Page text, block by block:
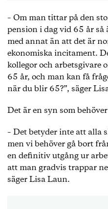
– Om man tittar på den
pension i dag vid 65 år
med annat än att det är
ekonomiska incitament.
kollegor och arbetsgivare
65 år, och man kan få
när du blir 65?”, säger
Det är en syn som
– Det betyder inte att alla
men vi behöver gå bort
en definitiv utgång ur
att man gradvis trappar
säger Lisa Laun.